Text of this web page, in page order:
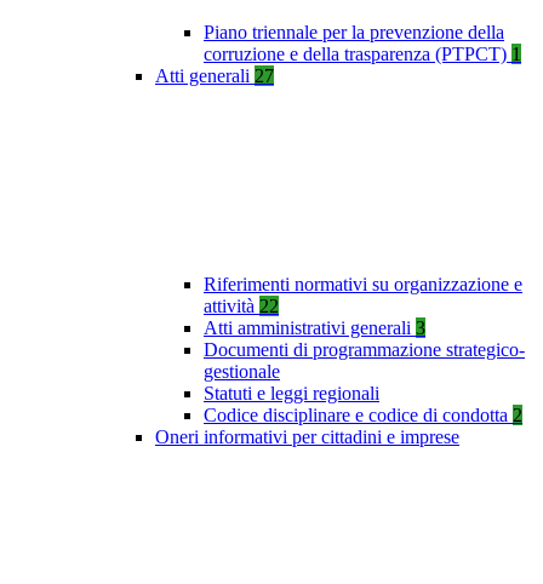
Piano triennale per la prevenzione della
corruzione e della trasparenza (PTPCT) 1
Atti generali 27
Riferimenti normativi su organizzazione e
attività 22
Atti amministrativi generali 3
Documenti di programmazione strategico-
gestionale
Statuti e leggi regionali
Codice disciplinare e codice di condotta 2
Oneri informativi per cittadini e imprese